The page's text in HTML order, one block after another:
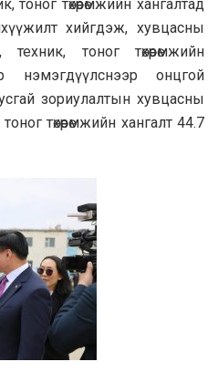
төхөөрөмжийн хангалтад
хийгдэж, хувцасны
тоног төхөөрөмжийн
нэмэгдүүлснээр онцгой
зориулалтын хувцасны
төхөөрөмжийн хангалт 44.7